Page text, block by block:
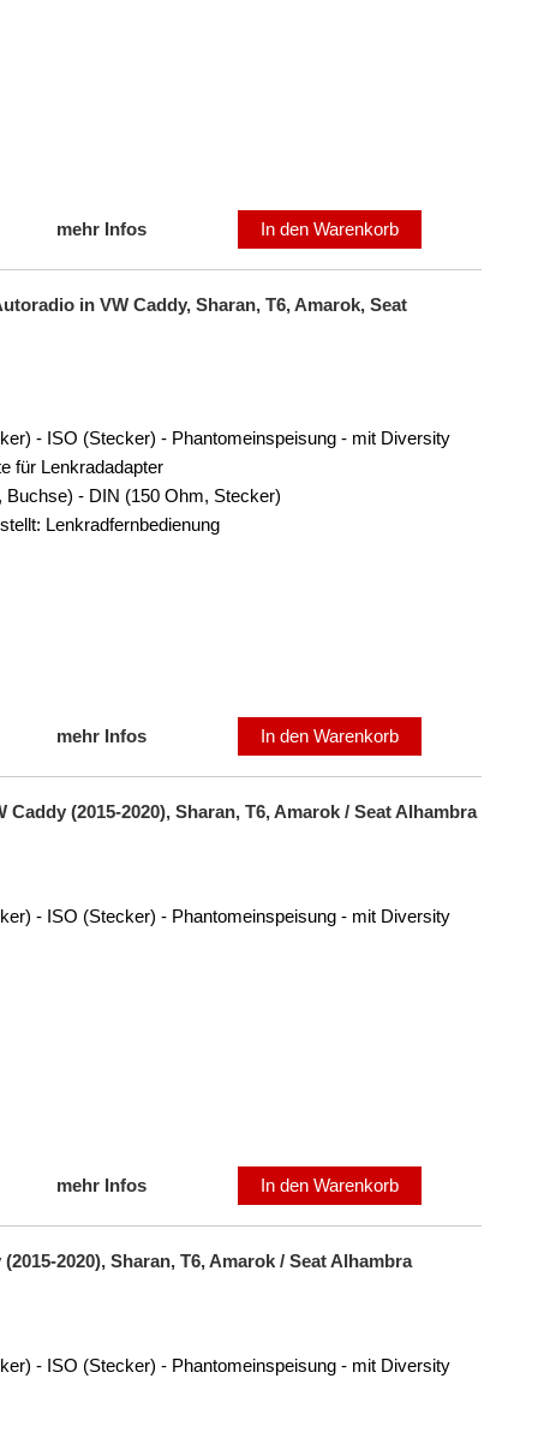
mehr Infos In den Warenkorb
in VW Caddy, Sharan, T6, Amarok, Seat
- ISO (Stecker) - Phantomeinspeisung - mit Diversity
für Lenkradadapter
- DIN (150 Ohm, Stecker)
Lenkradfernbedienung
mehr Infos In den Warenkorb
(2015-2020), Sharan, T6, Amarok / Seat Alhambra
- ISO (Stecker) - Phantomeinspeisung - mit Diversity
mehr Infos In den Warenkorb
2020), Sharan, T6, Amarok / Seat Alhambra
- ISO (Stecker) - Phantomeinspeisung - mit Diversity